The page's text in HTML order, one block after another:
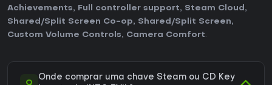
Achievements, Full controller support, Steam Cloud ,
Shared/Split Screen Co-op, Shared/Split Screen,
Custom Volume Controls, Camera Comfort.
Q
Onde comprar uma chave Steam ou CD Key